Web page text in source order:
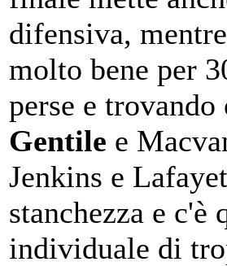
difensiva,
molto bene per
perse e
Gentile e
Jenkins e
stanchezza e c'è
individuale di